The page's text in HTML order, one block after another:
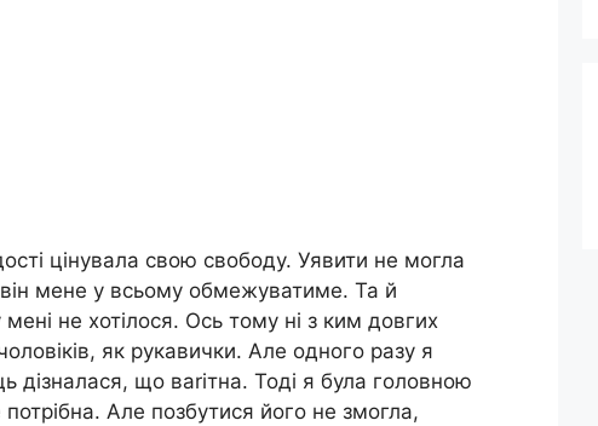
цінувала свою свободу. Уявити не могла
мене у всьому обмежуватиме. Та й
не хотілося. Ось тому ні з ким довгих
як рукавички. Але одного разу я
дізналася, що ваrітна. Тоді я була головною
Але позбутися його не змогла,